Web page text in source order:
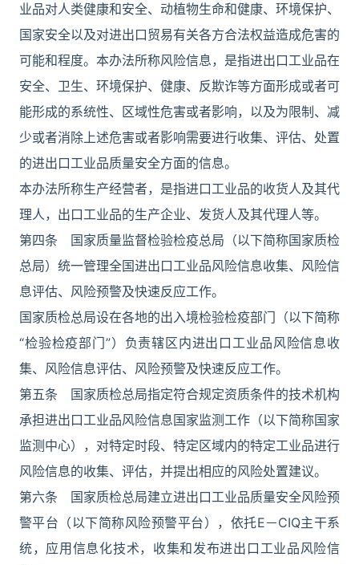
业品对人类健康和安全、动植物生命和健康、环境保护、
国家安全以及对进出口贸易有关各方合法权益造成危害的
可能和程度。本办法所称风险信息，是指进出口工业品在
安全、卫生、环境保护、健康、反欺诈等方面形成或者可
能形成的系统性、区域性危害或者影响，以及为限制、减
少或者消除上述危害或者影响需要进行收集、评估、处置
的进出口工业品质量安全方面的信息。
本办法所称生产经营者，是指进口工业品的收货人及其代
理人，出口工业品的生产企业、发货人及其代理人等。
第四条 国家质量监督检验检疫总局（以下简称国家质检
总局）统一管理全国进出口工业品风险信息收集、风险信
息评估、风险预警及快速反应工作。
国家质检总局设在各地的出入境检验检疫部门（以下简称
“检验检疫部门”）负责辖区内进出口工业品风险信息收
集、风险信息评估、风险预警及快速反应工作。
第五条 国家质检总局指定符合规定资质条件的技术机构
承担进出口工业品风险信息国家监测工作（以下简称国家
监测中心），对特定时段、特定区域内的特定工业品进行
风险信息的收集、评估，并提出相应的风险处置建议。
第六条 国家质检总局建立进出口工业品质量安全风险预
警平台（以下简称风险预警平台），依托E－CIQ主干系
统，应用信息化技术，收集和发布进出口工业品风险信